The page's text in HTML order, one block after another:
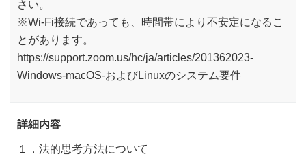
さい。
※Wi-Fi接続であっても、時間帯により不安定になるこ
とがあります。
https://support.zoom.us/hc/ja/articles/201362023-
Windows-macOS-およびLinuxのシステム要件
詳細内容
１．法的思考方法について